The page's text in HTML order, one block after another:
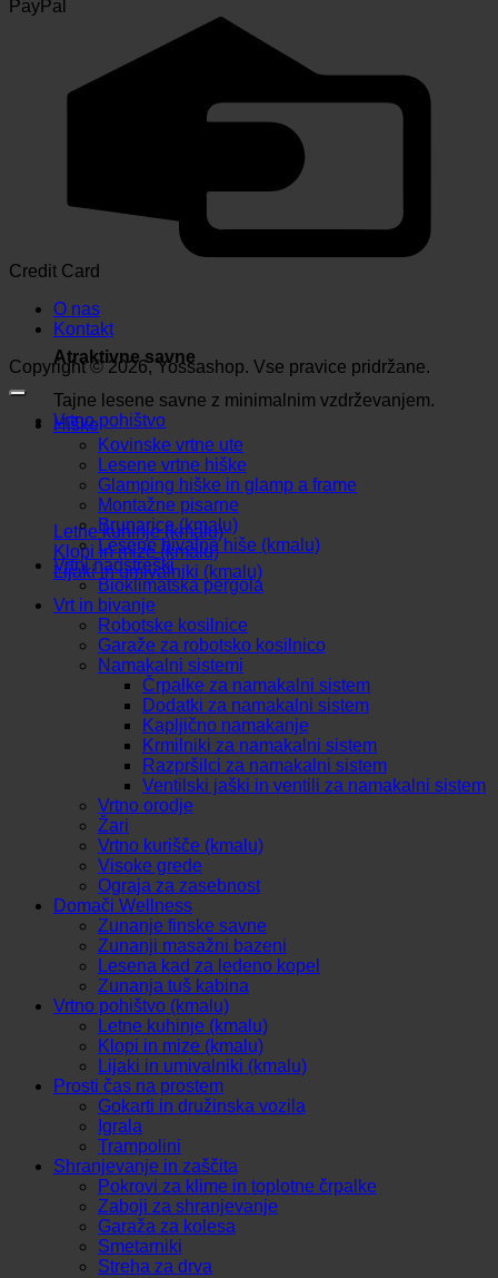
Atraktivne savne
Tajne lesene savne z minimalnim vzdrževanjem.
Vrtno pohištvo
Letne kuhinje (kmalu)
Klopi in mize (kmalu)
Lijaki in umivalniki (kmalu)
PayPal
Credit Card
O nas
Kontakt
Copyright © 2026, Yossashop. Vse pravice pridržane.
Hiške
Kovinske vrtne ute
Lesene vrtne hiške
Glamping hiške in glamp a frame
Montažne pisarne
Brunarice (kmalu)
Lesene bivalne hiše (kmalu)
Vrtni nadstreški
Bioklimatska pergola
Vrt in bivanje
Robotske kosilnice
Garaže za robotsko kosilnico
Namakalni sistemi
Črpalke za namakalni sistem
Dodatki za namakalni sistem
Kapljično namakanje
Krmilniki za namakalni sistem
Razpršilci za namakalni sistem
Ventilski jaški in ventili za namakalni sistem
Vrtno orodje
Žari
Vrtno kurišče (kmalu)
Visoke grede
Ograja za zasebnost
Domači Wellness
Zunanje finske savne
Zunanji masažni bazeni
Lesena kad za ledeno kopel
Zunanja tuš kabina
Vrtno pohištvo (kmalu)
Letne kuhinje (kmalu)
Klopi in mize (kmalu)
Lijaki in umivalniki (kmalu)
Prosti čas na prostem
Gokarti in družinska vozila
Igrala
Trampolini
Shranjevanje in zaščita
Pokrovi za klime in toplotne črpalke
Zaboji za shranjevanje
Garaža za kolesa
Smetarniki
Streha za drva